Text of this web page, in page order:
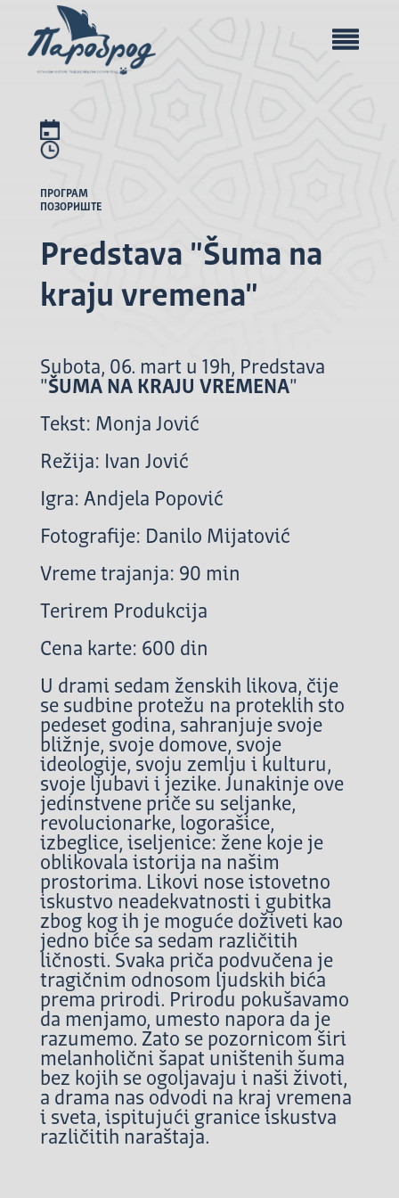
ПРОГРАМ
ПОЗОРИШТЕ
Predstava "Šuma na
kraju vremena"
Subota, 06. mart u 19h, Predstava
"ŠUMA NA KRAJU VREMENA"
Tekst: Monja Jović
Režija: Ivan Jović
Igra: Andjela Popović
Fotografije: Danilo Mijatović
Vreme trajanja: 90 min
Terirem Produkcija
Cena karte: 600 din
U drami sedam ženskih likova, čije
se sudbine protežu na proteklih sto
pedeset godina, sahranjuje svoje
bližnje, svoje domove, svoje
ideologije, svoju zemlju i kulturu,
svoje ljubavi i jezike. Junakinje ove
jedinstvene priče su seljanke,
revolucionarke, logorašice,
izbeglice, iseljenice: žene koje je
oblikovala istorija na našim
prostorima. Likovi nose istovetno
iskustvo neadekvatnosti i gubitka
zbog kog ih je moguće doživeti kao
jedno biće sa sedam različitih
ličnosti. Svaka priča podvučena je
tragičnim odnosom ljudskih bića
prema prirodi. Prirodu pokušavamo
da menjamo, umesto napora da je
razumemo. Zato se pozornicom širi
melanholični šapat uništenih šuma
bez kojih se ogoljavaju i naši životi,
a drama nas odvodi na kraj vremena
i sveta, ispitujući granice iskustva
različitih naraštaja.